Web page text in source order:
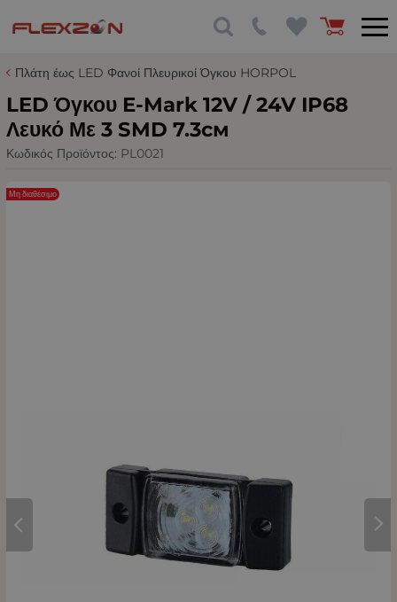
Πλάτη έως LED Φανοί Πλευρικοί Όγκου HORPOL
LED Όγκου Е-Mark 12V / 24V IP68
Λευκό Με 3 SMD 7.3см
Κωδικός Προϊόντος: PL0021
Μη διαθέσιμο